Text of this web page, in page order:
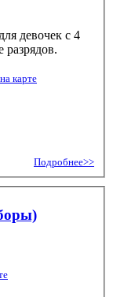
девочек с 4
разрядов.
на карте
Подробнее>>